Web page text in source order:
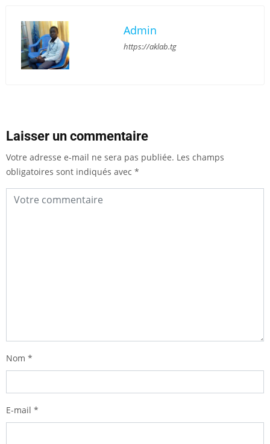
Admin
https://aklab.tg
Laisser un commentaire
Votre adresse e-mail ne sera pas publiée. Les champs
obligatoires sont indiqués avec *
Nom *
E-mail *